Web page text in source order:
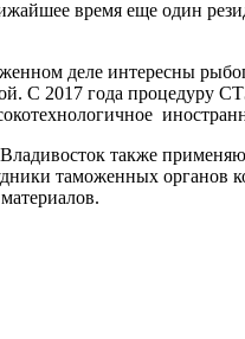
время еще один
деле интересны
С 2017 года процедуру
также
таможенных